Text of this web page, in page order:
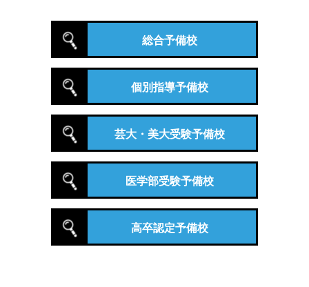
総合予備校
個別指導予備校
芸大・美大受験予備校
医学部受験予備校
高卒認定予備校